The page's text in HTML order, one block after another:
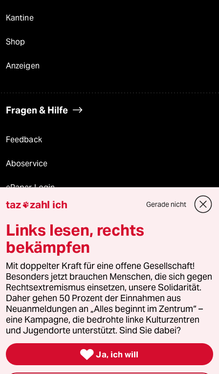
Kantine
Shop
Anzeigen
Fragen & Hilfe
Feedback
Aboservice
ePaper Login
Downloads für Abonnierende
© 2026 taz Verlags und Vertriebs GmbH
Alle Rechte vorbehalten. Bei rechtlichen Fragen oder für Genehmigungen
wenden Sie sich bitte an
lizenzen@taz.de
Feedback Redaktionsstatut Kommune-Richtlinien
Leitlinie Informant Datenschutz Impressum AGB
Seitenwende Einwilligungen widerrufen (Ads)
taz zahl ich Gerade nicht
Links lesen, rechts
bekämpfen
Mit doppelter Kraft für eine offene Gesellschaft!
Besonders jetzt brauchen Menschen, die sich gegen
Rechtsextremismus einsetzen, unsere Solidarität.
Daher gehen 50 Prozent der Einnahmen aus
Neuanmeldungen an „Alles beginnt im Zentrum“ –
eine Kampagne, die bedrohte linke Kulturzentren
und Jugendorte unterstützt. Sind Sie dabei?
 Ja, ich will